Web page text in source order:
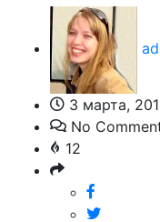
3 марта,
No
12